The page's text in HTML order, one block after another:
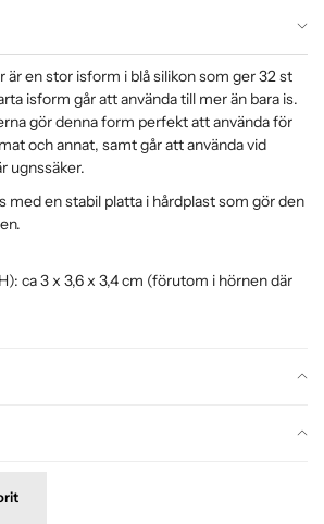
är en stor isform i blå silikon som ger 32 st
isform går att använda till mer än bara is.
gör denna form perfekt att använda för
och annat, samt går att använda vid
ugnssäker.
med en stabil platta i hårdplast som gör den
ca 3 x 3,6 x 3,4 cm (förutom i hörnen där